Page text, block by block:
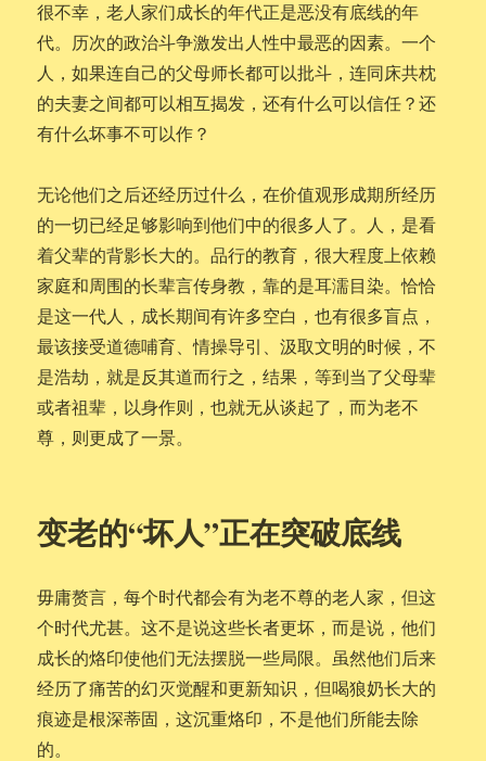
很不幸，老人家们成长的年代正是恶没有底线的年
代。历次的政治斗争激发出人性中最恶的因素。一个
人，如果连自己的父母师长都可以批斗，连同床共枕
的夫妻之间都可以相互揭发，还有什么可以信任？还
有什么坏事不可以作？
无论他们之后还经历过什么，在价值观形成期所经历
的一切已经足够影响到他们中的很多人了。人，是看
着父辈的背影长大的。品行的教育，很大程度上依赖
家庭和周围的长辈言传身教，靠的是耳濡目染。恰恰
是这一代人，成长期间有许多空白，也有很多盲点，
最该接受道德哺育、情操导引、汲取文明的时候，不
是浩劫，就是反其道而行之，结果，等到当了父母辈
或者祖辈，以身作则，也就无从谈起了，而为老不
尊，则更成了一景。
变老的“坏人”正在突破底线
毋庸赘言，每个时代都会有为老不尊的老人家，但这
个时代尤甚。这不是说这些长者更坏，而是说，他们
成长的烙印使他们无法摆脱一些局限。虽然他们后来
经历了痛苦的幻灭觉醒和更新知识，但喝狼奶长大的
痕迹是根深蒂固，这沉重烙印，不是他们所能去除
的。